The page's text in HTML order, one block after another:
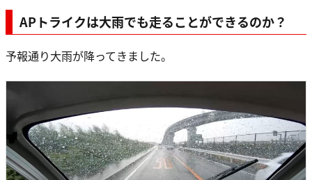
APトライクは大雨でも走ることができるのか？
予報通り大雨が降ってきました。